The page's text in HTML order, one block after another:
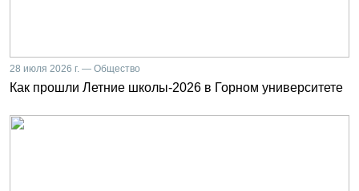
28 июля 2026 г. — Общество
Как прошли Летние школы-2026 в Горном университете